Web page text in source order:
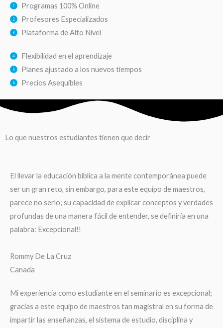
Programas 100% Online
Profesores Especializados
Plataforma de Alto Nivel
Flexibilidad en el aprendizaje
Planes ajustado a los nuevos tiempos
Precios Asequibles
Lo que nuestros estudiantes tienen que decir
El llevar la educación bíblica a la mente contemporánea puede
ser un gran reto, sin embargo, para este equipo de maestros,
parece no serlo; su capacidad de explicar conceptos y verdades
profundas de una manera fácil de entender, se definiría en una
palabra: Excepcional!!
Rommy De La Cruz
Canada
Mi experiencia como estudiante en el seminario es excepcional;
gracias a este equipo de maestros tan magistral en su forma de
impartir las enseñanzas, el sistema de estudio, disciplina y